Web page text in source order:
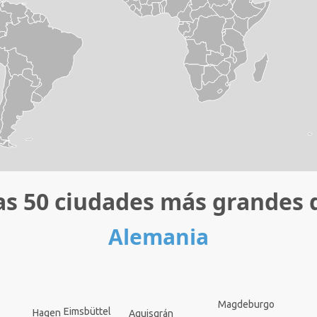
50 ciudades más grandes
Alemania
Aquisgrán
Eimsbüttel
Magdeburgo
Hagen